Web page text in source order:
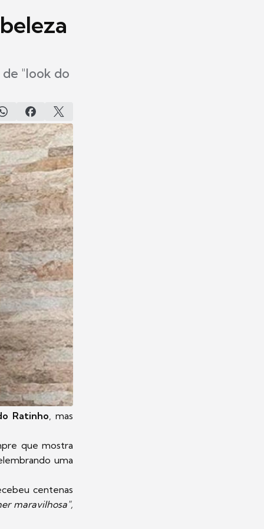
de "look do
Ratinho , mas
que mostra
uma
centenas
maravilhosa",